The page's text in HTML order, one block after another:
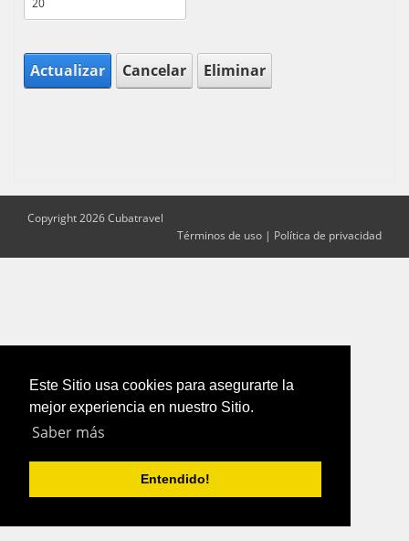
Este Sitio usa cookies para asegurarte la
mejor experiencia en nuestro Sitio.
Saber más
Entendido!
Actualizar Cancelar Eliminar
Copyright 2026 Cubatravel
Términos de uso | Política de privacidad